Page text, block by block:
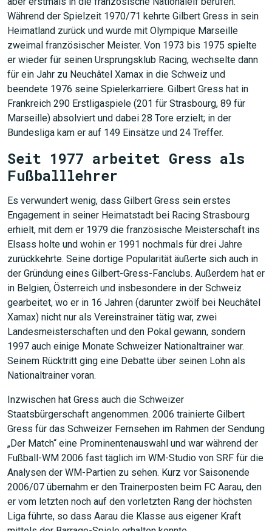
Während der Spielzeit 1970/71 kehrte Gilbert Gress in sein
Heimatland zurück und wurde mit Olympique Marseille
zweimal französischer Meister. Von 1973 bis 1975 spielte
er wieder für seinen Ursprungsklub Racing, wechselte dann
für ein Jahr zu Neuchâtel Xamax in die Schweiz und
beendete 1976 seine Spielerkarriere. Gilbert Gress hat in
Frankreich 290 Erstligaspiele (201 für Strasbourg, 89 für
Marseille) absolviert und dabei 28 Tore erzielt; in der
Bundesliga kam er auf 149 Einsätze und 24 Treffer.
Seit 1977 arbeitet Gress als
Fußballlehrer
Es verwundert wenig, dass Gilbert Gress sein erstes
Engagement in seiner Heimatstadt bei Racing Strasbourg
erhielt, mit dem er 1979 die französische Meisterschaft ins
Elsass holte und wohin er 1991 nochmals für drei Jahre
zurückkehrte. Seine dortige Popularität äußerte sich auch in
der Gründung eines Gilbert-Gress-Fanclubs. Außerdem hat er
in Belgien, Österreich und insbesondere in der Schweiz
gearbeitet, wo er in 16 Jahren (darunter zwölf bei Neuchâtel
Xamax) nicht nur als Vereinstrainer tätig war, zwei
Landesmeisterschaften und den Pokal gewann, sondern
1997 auch einige Monate Schweizer Nationaltrainer war.
Seinem Rücktritt ging eine Debatte über seinen Lohn als
Nationaltrainer voran.
Inzwischen hat Gress auch die Schweizer
Staatsbürgerschaft angenommen. 2006 trainierte Gilbert
Gress für das Schweizer Fernsehen im Rahmen der Sendung
„Der Match“ eine Prominentenauswahl und war während der
Fußball-WM 2006 fast täglich im WM-Studio von SRF für die
Analysen der WM-Partien zu sehen. Kurz vor Saisonende
2006/07 übernahm er den Trainerposten beim FC Aarau, den
er vom letzten noch auf den vorletzten Rang der höchsten
Liga führte, so dass Aarau die Klasse aus eigener Kraft